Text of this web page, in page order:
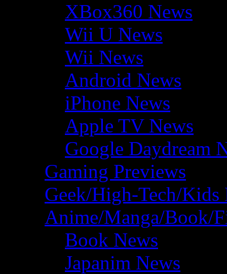
XBox360 News
Wii U News
Wii News
Android News
iPhone News
Apple TV News
Google Daydream
Gaming Previews
Geek/High-Tech/Kids
Anime/Manga/Book/
Book News
Japanim News